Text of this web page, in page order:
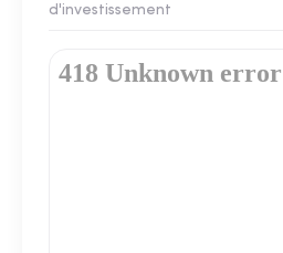
d'investissement